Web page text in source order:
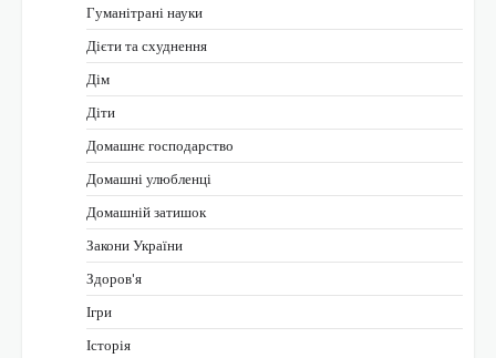
Гуманітрані науки
Дієти та схуднення
Дім
Діти
Домашнє господарство
Домашні улюбленці
Домашній затишок
Закони України
Здоров'я
Ігри
Історія